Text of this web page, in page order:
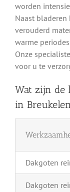
worden
Naast
verouderd
warme
Onze
voor u te
Wat zijn de
in
Dakgoten
Dakgoten